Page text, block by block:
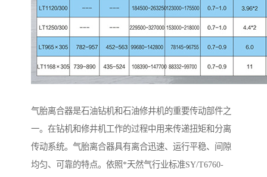
气胎离合器是石油钻机和石油修井机的重要传动部件之
一。在钻机和修井机工作的过程中用来传递扭矩和分离
传动系统。气胎离合器具有离合迅速、运行平稳、间隙
均匀、可靠的特点。依照*天然气行业标准SY/T6760-